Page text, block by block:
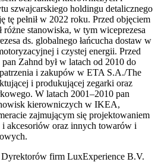
szwajcarskiego holdingu detalicznego
pełnił w 2022 roku. Przed objęciem
różne stanowiska, w tym wiceprezesa
ds. globalnego łańcucha dostaw w
i czystej energii. Przed
Zahnd był w latach od 2010 do
i zakupów w ETA S.A./The
i produkującej zegarki oraz
W latach 2001–2010 pan
kierowniczych w IKEA,
zajmującym się projektowaniem
i akcesoriów oraz innych towarów i
firm LuxExperience B.V.